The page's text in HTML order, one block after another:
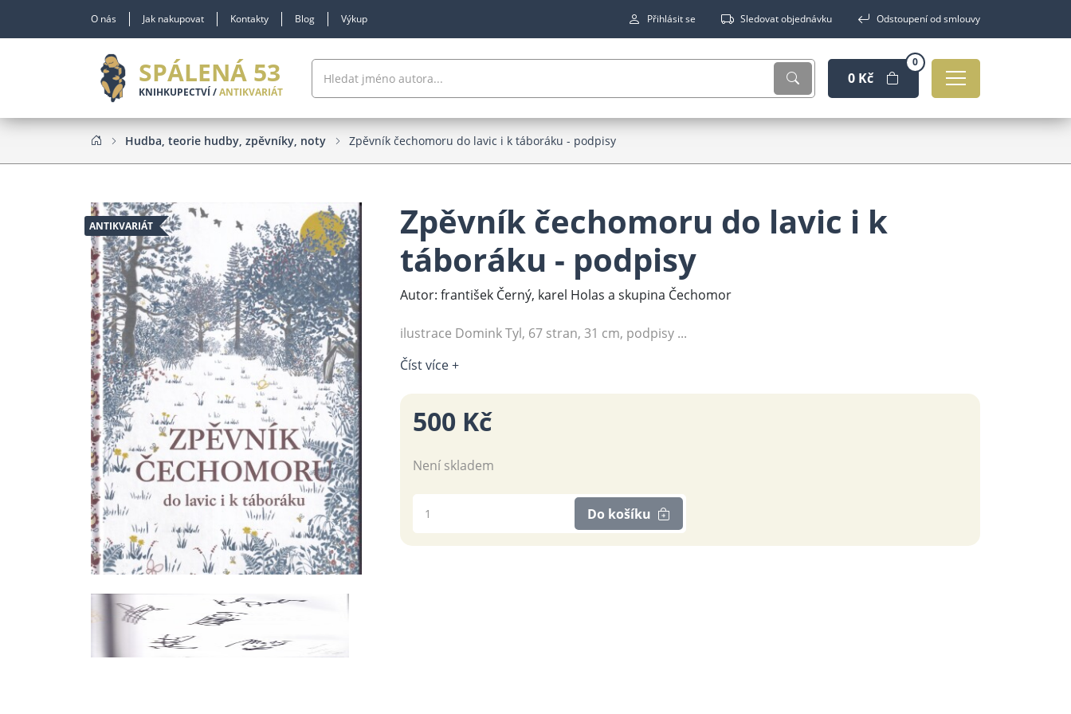
O nás Jak nakupovat Kontakty Blog Výkup Přihlásit se Sledovat objednávku Odstoupení od smlouvy
SPÁLENÁ 53
KNIHKUPECTVÍ /ANTIKVARIÁT
0 Kč
0
Hudba, teorie hudby, zpěvníky, noty Zpěvník čechomoru do lavic i k táboráku - podpisy
ANTIKVARIÁT
Zpěvník čechomoru do lavic i k
táboráku - podpisy
Autor: františek Černý, karel Holas a skupina Čechomor
ilustrace Domink Tyl, 67 stran, 31 cm, podpisy ...
Číst více +
500 Kč
Není skladem
Do košíku